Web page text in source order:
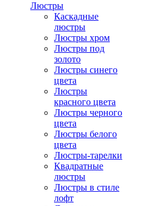
Люстры
Каскадные
люстры
Люстры хром
Люстры под
золото
Люстры синего
цвета
Люстры
красного цвета
Люстры черного
цвета
Люстры белого
цвета
Люстры-тарелки
Квадратные
люстры
Люстры в стиле
лофт